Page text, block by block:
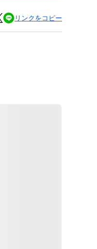
リンクをコピー